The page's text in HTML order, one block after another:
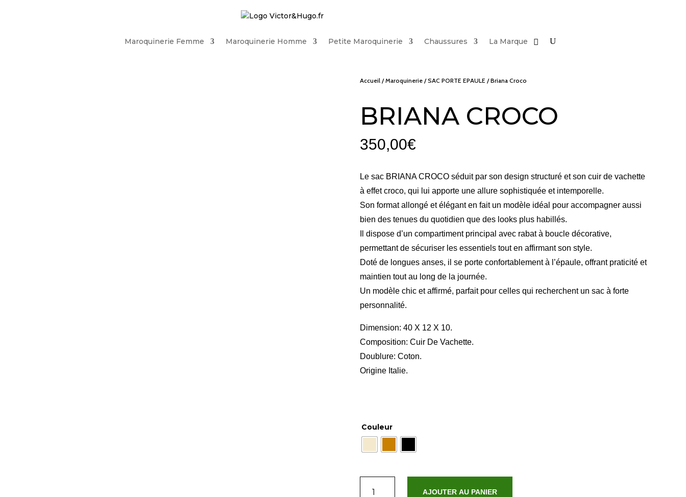
Maroquinerie Femme Maroquinerie Homme Petite Maroquinerie Chaussures La Marque
Accueil /Maroquinerie /SAC PORTE EPAULE / Briana Croco
BRIANA CROCO
350,00€
Le sac BRIANA CROCO séduit par son design structuré et son cuir de vachette
à effet croco, qui lui apporte une allure sophistiquée et intemporelle.
Son format allongé et élégant en fait un modèle idéal pour accompagner aussi
bien des tenues du quotidien que des looks plus habillés.
Il dispose d’un compartiment principal avec rabat à boucle décorative,
permettant de sécuriser les essentiels tout en affirmant son style.
Doté de longues anses, il se porte confortablement à l’épaule, offrant praticité et
maintien tout au long de la journée.
Un modèle chic et affirmé, parfait pour celles qui recherchent un sac à forte
personnalité.
Dimension: 40 X 12 X 10.
Composition: Cuir De Vachette.
Doublure: Coton.
Origine Italie.
Couleur
AJOUTER AU PANIER